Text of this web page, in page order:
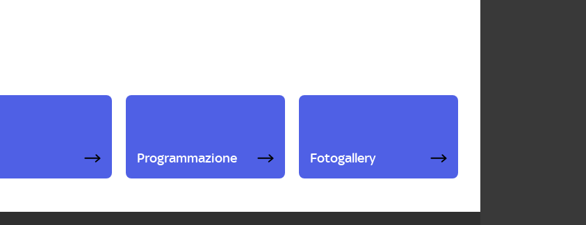
Programmazione Fotogallery